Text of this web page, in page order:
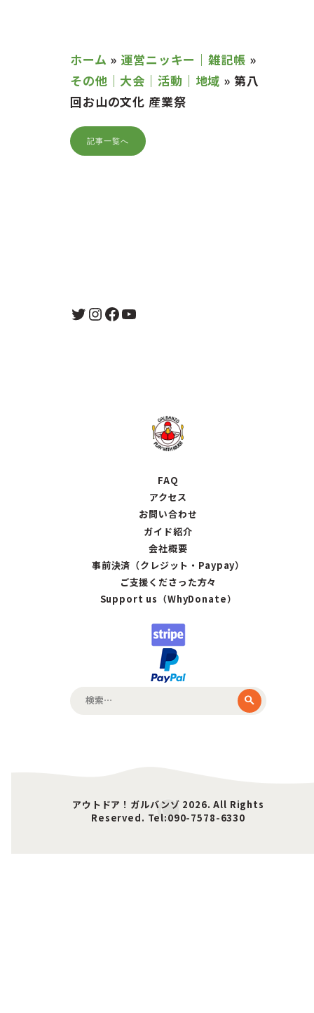
ホーム » 運営ニッキー｜雑記帳 »
その他｜大会｜活動｜地域 » 第八
回お山の文化 産業祭
記事一覧へ
Twitter
Instagram
Facebook
YouTube
FAQ
アクセス
お問い合わせ
ガイド紹介
会社概要
事前決済（クレジット・Paypay）
ご支援くださった方々
Support us（WhyDonate）
アウトドア！ガルバンゾ 2026. All Rights
Reserved. Tel:090-7578-6330